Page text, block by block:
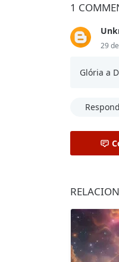
1
29
Glória a